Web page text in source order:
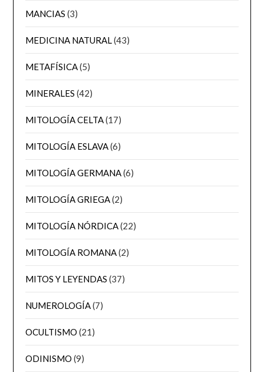
MANCIAS (3)
MEDICINA NATURAL(43)
METAFÍSICA(5)
MINERALES (42)
MITOLOGÍA CELTA(17)
MITOLOGÍA ESLAVA(6)
MITOLOGÍA GERMANA(6)
MITOLOGÍA GRIEGA(2)
MITOLOGÍA NÓRDICA(22)
MITOLOGÍA ROMANA(2)
MITOS Y LEYENDAS (37)
NUMEROLOGÍA(7)
OCULTISMO (21)
ODINISMO (9)